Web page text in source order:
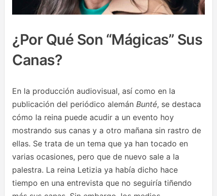
¿Por Qué Son “mágicas” Sus
Canas?
En la producción audiovisual, así como en la
publicación del periódico alemán Bunté, se destaca
cómo la reina puede acudir a un evento hoy
mostrando sus canas y a otro mañana sin rastro de
ellas. Se trata de un tema que ya han tocado en
varias ocasiones, pero que de nuevo sale a la
palestra. La reina Letizia ya había dicho hace
tiempo en una entrevista que no seguiría tiñendo